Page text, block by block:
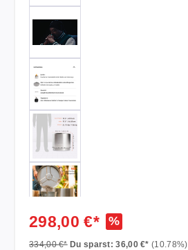
298,00 €* %
334,00 €* Du sparst: 36,00 €*(10.78%)